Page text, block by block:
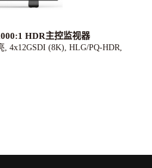
HDR主控监视器
, 4x12GSDI (8K), HLG/PQ-HDR,